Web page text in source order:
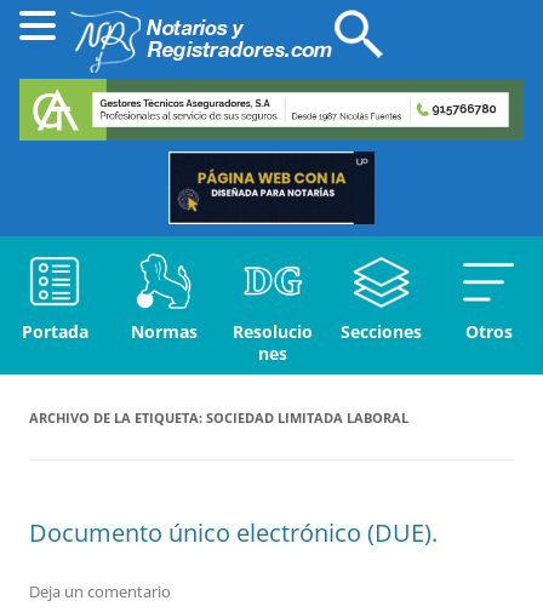
Portada Normas
Resolucio
nes
Secciones Otros
ARCHIVO DE LA ETIQUETA: SOCIEDAD LIMITADA LABORAL
Documento único electrónico (DUE).
Deja un comentario